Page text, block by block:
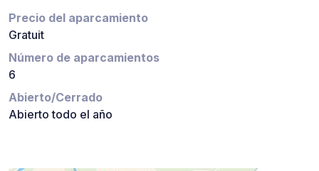
Precio del aparcamiento
Gratuit
Número de aparcamientos
6
Abierto/Cerrado
Abierto todo el año